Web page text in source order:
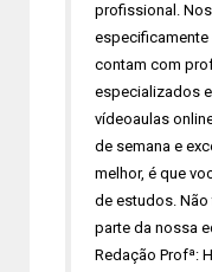
profissional.
contam com
especializados
vídeoaulas
de semana e
melhor, é que
de estudos.
parte da nossa
Redação Profª: